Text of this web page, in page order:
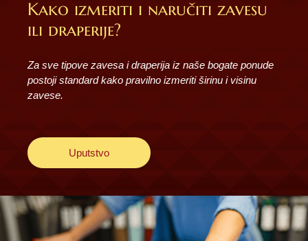
Kako izmeriti i naručiti zavesu
ili draperije?
Za sve tipove zavesa i draperija iz naše bogate ponude
postoji standard kako pravilno izmeriti širinu i visinu
zavese.
Uputstvo